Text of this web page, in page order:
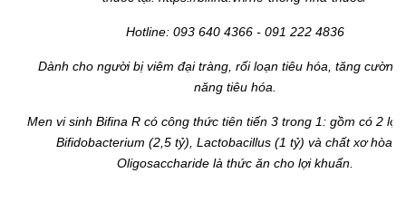
Hotline: 093 640 4366 - 091 222 4836
Dành cho người bị viêm đại tràng, rối loạn tiêu hóa, tăng cường
năng tiêu hóa.
Men vi sinh Bifina R có công thức tiên tiến 3 trong 1: gồm có 2 lợi
Bifidobacterium (2,5 tỷ), Lactobacillus (1 tỷ) và chất xơ hòa
Oligosaccharide là thức ăn cho lợi khuẩn.